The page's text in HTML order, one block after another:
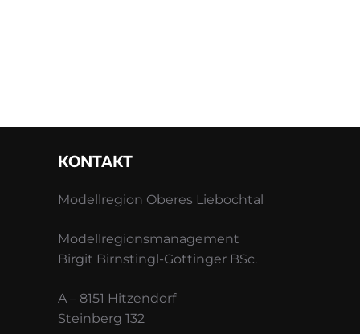
KONTAKT
Modellregion Oberes Liebochtal
Modellregionsmanagement
Birgit Birnstingl-Gottinger BSc.
A – 8151 Hitzendorf
Steinberg 132